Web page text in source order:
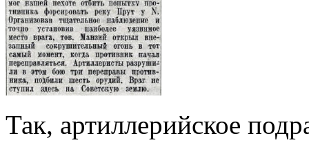
Так, артиллерийское